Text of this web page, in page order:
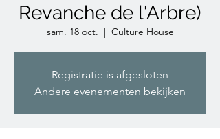
Revanche de l'Arbre)
sam. 18 oct.
  |
Culture House
Registratie is afgesloten
Andere evenementen bekijken